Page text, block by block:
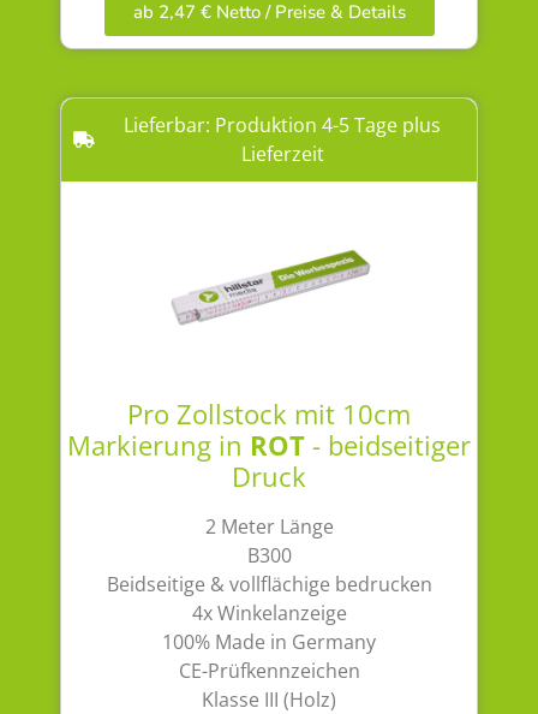
ab 2,47 € Netto / Preise & Details
Lieferbar: Produktion 4-5 Tage plus
Lieferzeit
Pro Zollstock mit 10cm
Markierung in ROT- beidseitiger
Druck
2 Meter Länge
B300
Beidseitige & vollflächige bedrucken
4x Winkelanzeige
100% Made in Germany
CE-Prüfkennzeichen
Klasse III (Holz)